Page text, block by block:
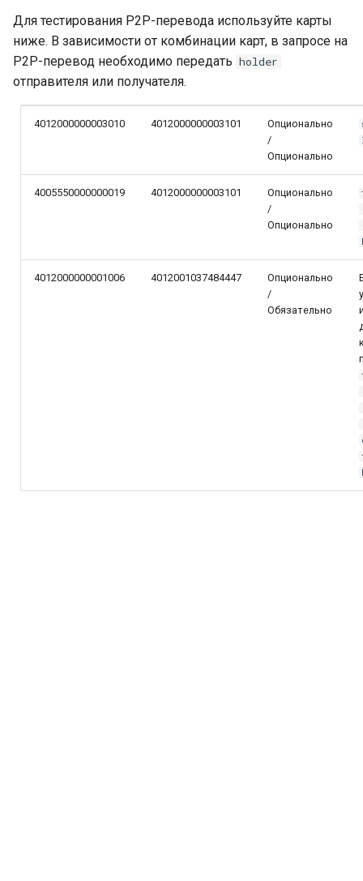
Для тестирования P2P-перевода используйте карты
ниже. В зависимости от комбинации карт, в запросе на
P2P-перевод необходимо передать holder
отправителя или получателя.
4012000000003010 4012000000003101
Опционально
/
Опционально
4005550000000019 4012000000003101
Опционально
/
Опционально
4012000000001006 4012001037484447
Опционально
/
Обязательно